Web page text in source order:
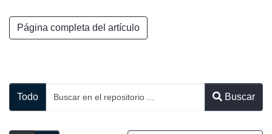
Página completa del artículo
Todo Buscar